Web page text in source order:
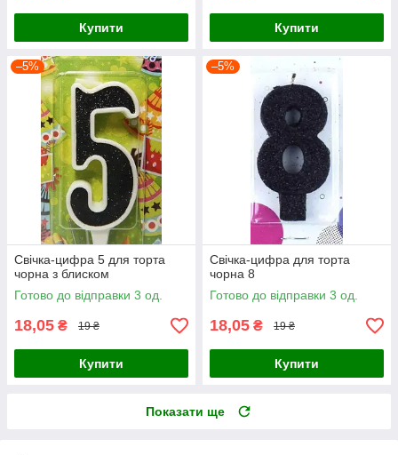
Купити Купити
–5%
Свічка-цифра 5 для торта
чорна з блиском
Готово до відправки 3 од.
18,05 ₴ 19 ₴
Купити
–5%
Свічка-цифра для торта
чорна 8
Готово до відправки 3 од.
18,05 ₴ 19 ₴
Купити
Показати ще